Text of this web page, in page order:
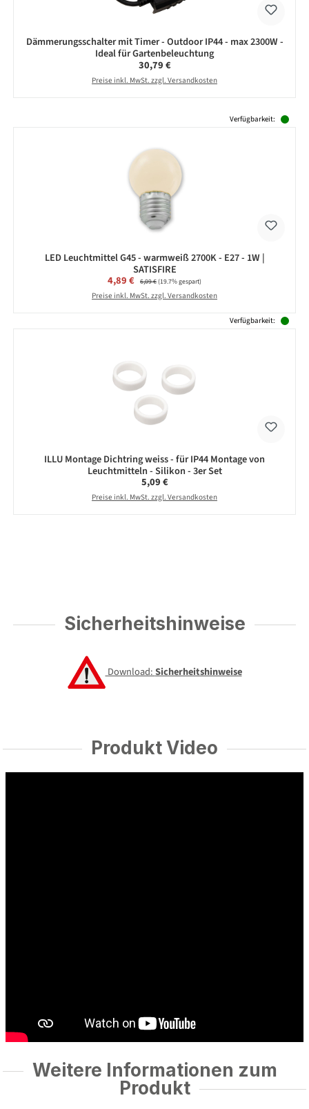
Dämmerungsschalter mit Timer - Outdoor IP44 - max 2300W -
Ideal für Gartenbeleuchtung
Regulärer Preis:
30,79 €
Preise inkl. MwSt. zzgl. Versandkosten
Verfügbarkeit:
LED Leuchtmittel G45 - warmweiß 2700K - E27 - 1W |
SATISFIRE
Verkaufspreis:
4,89 € Regulärer Preis:
6,09 €(19.7% gespart)
Preise inkl. MwSt. zzgl. Versandkosten
Verfügbarkeit:
ILLU Montage Dichtring weiss - für IP44 Montage von
Leuchtmitteln - Silikon - 3er Set
Regulärer Preis:
5,09 €
Preise inkl. MwSt. zzgl. Versandkosten
Sicherheitshinweise
Download:Sicherheitshinweise
Produkt Video
Weitere Informationen zum
Produkt